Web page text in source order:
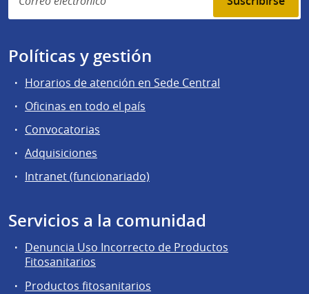
Políticas y gestión
Horarios de atención en Sede Central
Oficinas en todo el país
Convocatorias
Adquisiciones
Intranet (funcionariado)
Servicios a la comunidad
Denuncia Uso Incorrecto de Productos
Fitosanitarios
Productos fitosanitarios